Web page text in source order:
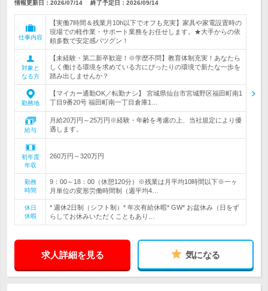
情報更新日：2026/07/14 終了予定日： 2026/09/14
仕事内容
【実働7時間＆残業月10h以下でオフも充実】家具や家電設置時の
現場での軽作業・サポート業務をお任せします。★大手からの依
頼多数で安定感バツグン！
対象と
なる方
【未経験・第二新卒歓迎！※学歴不問】教育体制充実！あなたら
しく働ける環境を求めている方にぴったりの環境で新たな一歩を
踏み出しませんか？
勤務地
【マイカー通勤OK／転勤ナシ】 宮城県仙台市宮城野区福田町南1
丁目9番20号 福田町南一丁目倉庫1…
給与
月給20万円～25万円※経験・年齢を考慮の上、当社規定により優
遇します。
初年度
年収
260万円～320万円
勤務
時間
9：00～18：00（休憩120分）※残業は月平均10時間以下※一ヶ
月単位の変形労働時間制（週平均4…
休日
休暇
* 週休2日制（シフト制）* 年次有給休暇* GW* お盆休み（日をず
らしてお休みいただくこともあり…
求人詳細を見る 気になる